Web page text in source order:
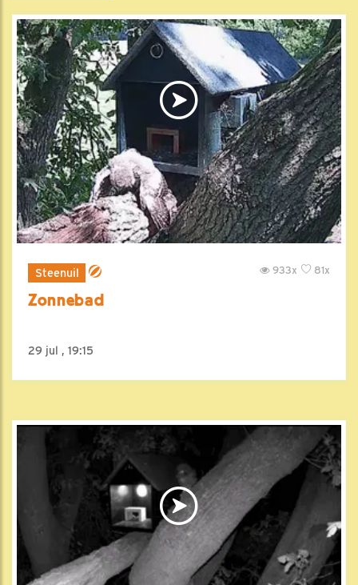
Steenuil 81x
933x
Zonnebad
29 jul , 19:15